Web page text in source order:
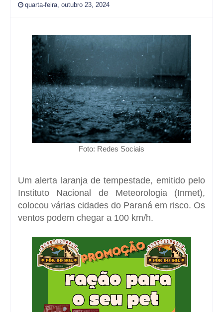
quarta-feira, outubro 23, 2024
Foto: Redes Sociais
Um alerta laranja de tempestade, emitido pelo
Instituto Nacional de Meteorologia (Inmet),
colocou várias cidades do Paraná em risco. Os
ventos podem chegar a 100 km/h.